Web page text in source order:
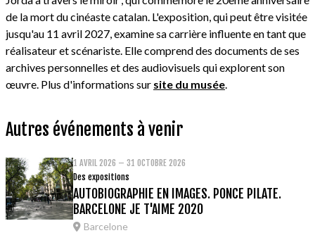
de la mort du cinéaste catalan. L'exposition, qui peut être visitée
jusqu'au 11 avril 2027, examine sa carrière influente en tant que
réalisateur et scénariste. Elle comprend des documents de ses
archives personnelles et des audiovisuels qui explorent son
œuvre. Plus d'informations sur site du musée
Autres événements à venir
1 AVRIL 2026 – 31 OCTOBRE 2026
Des expositions
AUTOBIOGRAPHIE EN IMAGES. PONCE PILATE.
BARCELONE JE T'AIME 2020
Barcelone